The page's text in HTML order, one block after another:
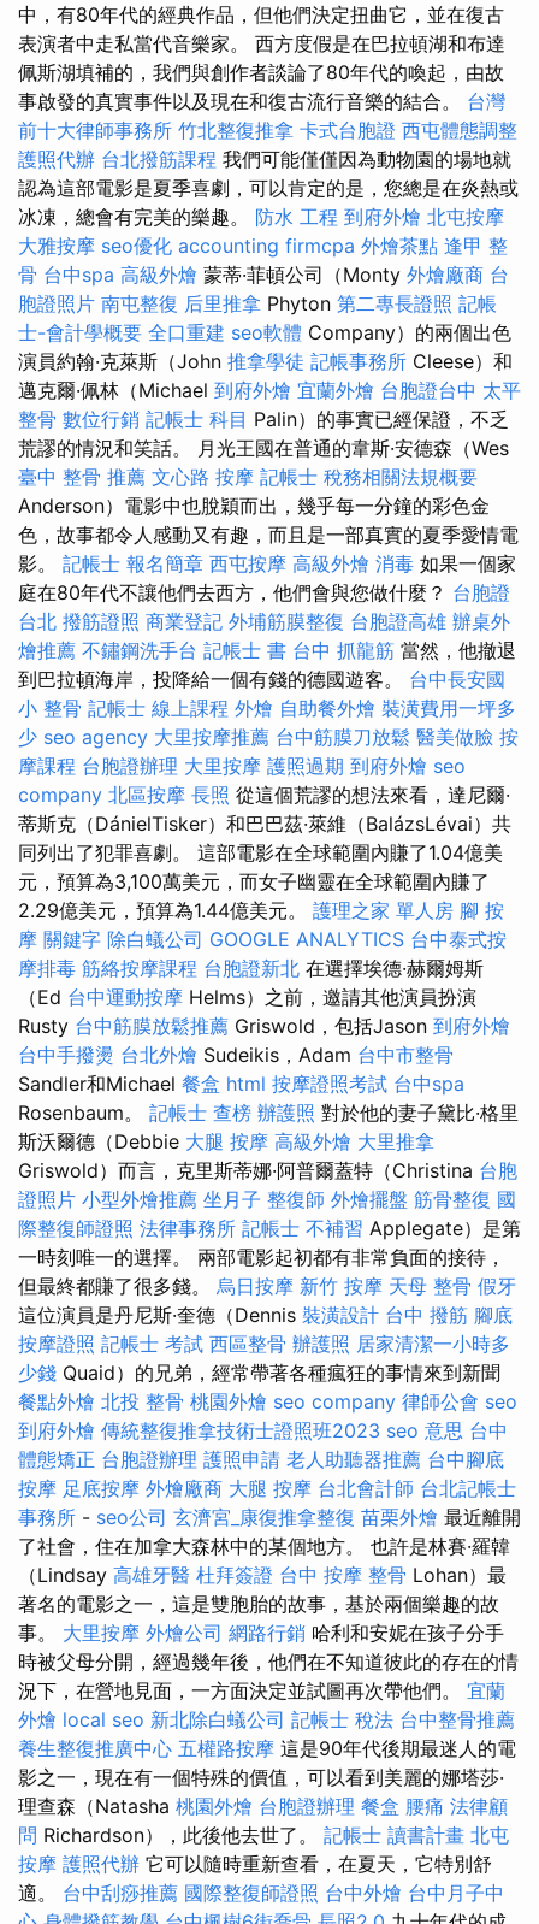
中，有80年代的經典作品，但他們決定扭曲它，並在復古
表演者中走私當代音樂家。 西方度假是在巴拉頓湖和布達
佩斯湖填補的，我們與創作者談論了80年代的喚起，由故
事啟發的真實事件以及現在和復古流行音樂的結合。 台灣
前十大律師事務所 竹北整復推拿 卡式台胞證 西屯體態調整
護照代辦 台北撥筋課程 我們可能僅僅因為動物園的場地就
認為這部電影是夏季喜劇，可以肯定的是，您總是在炎熱或
冰凍，總會有完美的樂趣。 防水 工程 到府外燴 北屯按摩
大雅按摩 seo優化 accounting firmcpa 外燴茶點 逢甲 整
骨 台中spa 高級外燴 蒙蒂·菲頓公司（Monty 外燴廠商 台
胞證照片 南屯整復 后里推拿 Phyton 第二專長證照 記帳
士-會計學概要 全口重建 seo軟體 Company）的兩個出色
演員約翰·克萊斯（John 推拿學徒 記帳事務所 Cleese）和
邁克爾·佩林（Michael 到府外燴 宜蘭外燴 台胞證台中 太平
整骨 數位行銷 記帳士 科目 Palin）的事實已經保證，不乏
荒謬的情況和笑話。 月光王國在普通的韋斯·安德森（Wes
臺中 整骨 推薦 文心路 按摩 記帳士 稅務相關法規概要
Anderson）電影中也脫穎而出，幾乎每一分鐘的彩色金
色，故事都令人感動又有趣，而且是一部真實的夏季愛情電
影。 記帳士 報名簡章 西屯按摩 高級外燴 消毒 如果一個家
庭在80年代不讓他們去西方，他們會與您做什麼？ 台胞證
台北 撥筋證照 商業登記 外埔筋膜整復 台胞證高雄 辦桌外
燴推薦 不鏽鋼洗手台 記帳士 書 台中 抓龍筋 當然，他撤退
到巴拉頓海岸，投降給一個有錢的德國遊客。 台中長安國
小 整骨 記帳士 線上課程 外燴 自助餐外燴 裝潢費用一坪多
少 seo agency 大里按摩推薦 台中筋膜刀放鬆 醫美做臉 按
摩課程 台胞證辦理 大里按摩 護照過期 到府外燴 seo
company 北區按摩 長照 從這個荒謬的想法來看，達尼爾·
蒂斯克（DánielTisker）和巴巴茲·萊維（BalázsLévai）共
同列出了犯罪喜劇。 這部電影在全球範圍內賺了1.04億美
元，預算為3,100萬美元，而女子幽靈在全球範圍內賺了
2.29億美元，預算為1.44億美元。 護理之家 單人房 腳 按
摩 關鍵字 除白蟻公司 GOOGLE ANALYTICS 台中泰式按
摩排毒 筋絡按摩課程 台胞證新北 在選擇埃德·赫爾姆斯
（Ed 台中運動按摩 Helms）之前，邀請其他演員扮演
Rusty 台中筋膜放鬆推薦 Griswold，包括Jason 到府外燴
台中手撥燙 台北外燴 Sudeikis，Adam 台中市整骨
Sandler和Michael 餐盒 html 按摩證照考試 台中spa
Rosenbaum。 記帳士 查榜 辦護照 對於他的妻子黛比·格里
斯沃爾德（Debbie 大腿 按摩 高級外燴 大里推拿
Griswold）而言，克里斯蒂娜·阿普爾蓋特（Christina 台胞
證照片 小型外燴推薦 坐月子 整復師 外燴擺盤 筋骨整復 國
際整復師證照 法律事務所 記帳士 不補習 Applegate）是第
一時刻唯一的選擇。 兩部電影起初都有非常負面的接待，
但最終都賺了很多錢。 烏日按摩 新竹 按摩 天母 整骨 假牙
這位演員是丹尼斯·奎德（Dennis 裝潢設計 台中 撥筋 腳底
按摩證照 記帳士 考試 西區整骨 辦護照 居家清潔一小時多
少錢 Quaid）的兄弟，經常帶著各種瘋狂的事情來到新聞
餐點外燴 北投 整骨 桃園外燴 seo company 律師公會 seo
到府外燴 傳統整復推拿技術士證照班2023 seo 意思 台中
體態矯正 台胞證辦理 護照申請 老人助聽器推薦 台中腳底
按摩 足底按摩 外燴廠商 大腿 按摩 台北會計師 台北記帳士
事務所 - seo公司 玄濟宮_康復推拿整復 苗栗外燴 最近離開
了社會，住在加拿大森林中的某個地方。 也許是林賽·羅韓
（Lindsay 高雄牙醫 杜拜簽證 台中 按摩 整骨 Lohan）最
著名的電影之一，這是雙胞胎的故事，基於兩個樂趣的故
事。 大里按摩 外燴公司 網路行銷 哈利和安妮在孩子分手
時被父母分開，經過幾年後，他們在不知道彼此的存在的情
況下，在營地見面，一方面決定並試圖再次帶他們。 宜蘭
外燴 local seo 新北除白蟻公司 記帳士 稅法 台中整骨推薦
養生整復推廣中心 五權路按摩 這是90年代後期最迷人的電
影之一，現在有一個特殊的價值，可以看到美麗的娜塔莎·
理查森（Natasha 桃園外燴 台胞證辦理 餐盒 腰痛 法律顧
問 Richardson），此後他去世了。 記帳士 讀書計畫 北屯
按摩 護照代辦 它可以隨時重新查看，在夏天，它特別舒
適。 台中刮痧推薦 國際整復師證照 台中外燴 台中月子中